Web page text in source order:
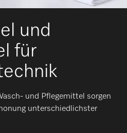
und
für
und Pflegemittel sorgen
unterschiedlichster